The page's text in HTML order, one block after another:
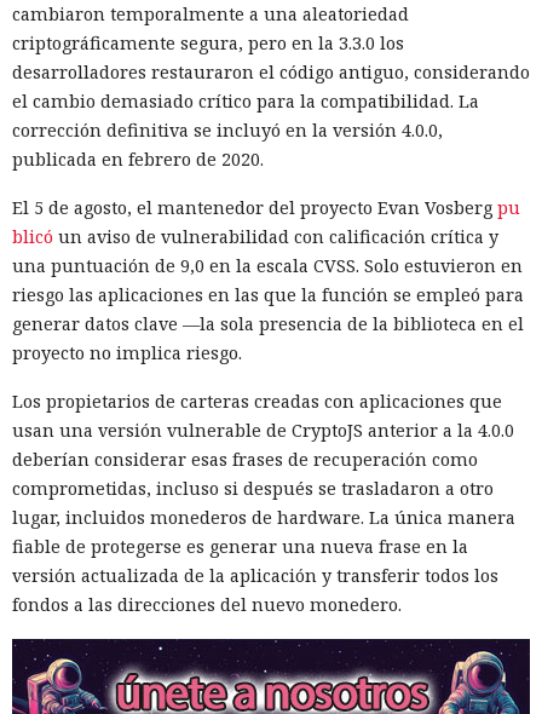
cambiaron temporalmente a una aleatoriedad
criptográficamente segura, pero en la 3.3.0 los
desarrolladores restauraron el código antiguo, considerando
el cambio demasiado crítico para la compatibilidad. La
corrección definitiva se incluyó en la versión 4.0.0,
publicada en febrero de 2020.
El 5 de agosto, el mantenedor del proyecto Evan Vosberg pu
blicó un aviso de vulnerabilidad con calificación crítica y
una puntuación de 9,0 en la escala CVSS. Solo estuvieron en
riesgo las aplicaciones en las que la función se empleó para
generar datos clave —la sola presencia de la biblioteca en el
proyecto no implica riesgo.
Los propietarios de carteras creadas con aplicaciones que
usan una versión vulnerable de CryptoJS anterior a la 4.0.0
deberían considerar esas frases de recuperación como
comprometidas, incluso si después se trasladaron a otro
lugar, incluidos monederos de hardware. La única manera
fiable de protegerse es generar una nueva frase en la
versión actualizada de la aplicación y transferir todos los
fondos a las direcciones del nuevo monedero.